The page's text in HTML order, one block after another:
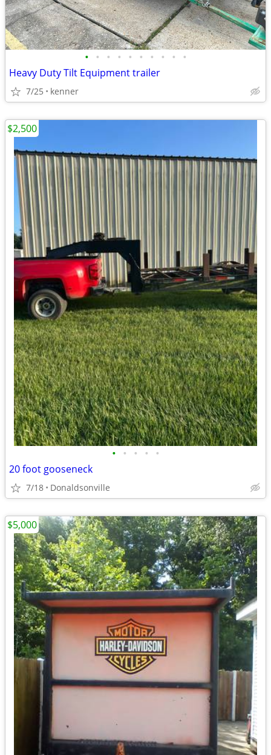
• • • • • • • • • •
Heavy Duty Tilt Equipment trailer
7/25 kenner
• • • • •
20 foot gooseneck
7/18 Donaldsonville
$2,500
$5,000